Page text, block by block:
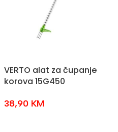
VERTO alat za čupanje
korova 15G450
38,90 KM